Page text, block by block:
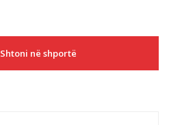
Shtoni në shportë